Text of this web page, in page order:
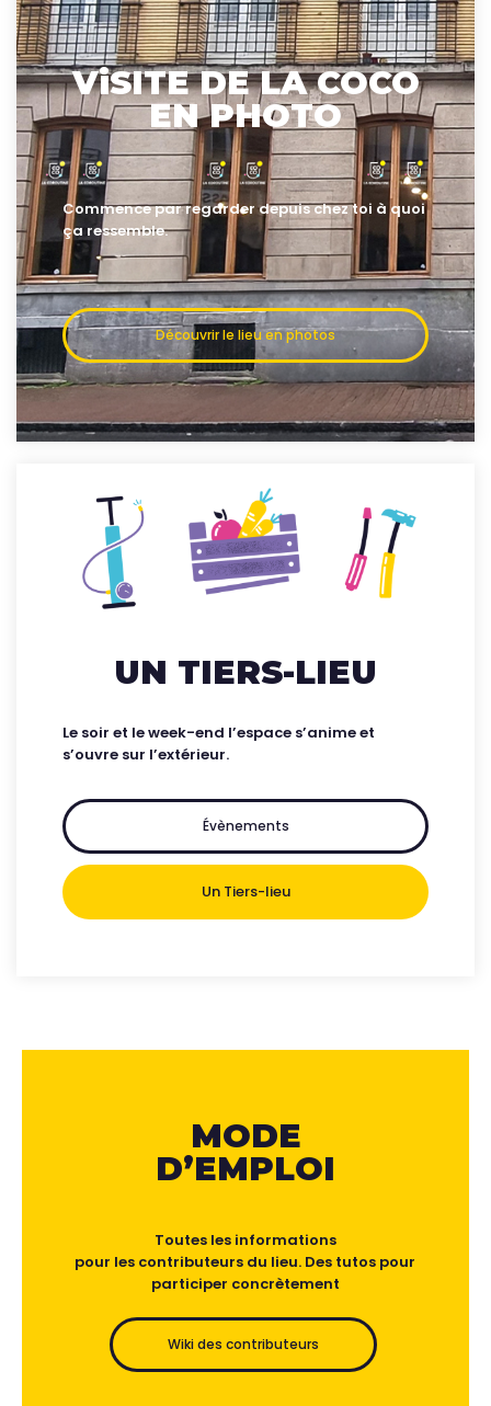
ViSITE DE LA COCO
EN PHOTO
Commence par regarder depuis chez toi à quoi
ça ressemble.
Découvrir le lieu en photos
UN TIERS-LIEU
Le soir et le week-end l’espace s’anime et
s’ouvre sur l’extérieur.
Évènements
Un Tiers-lieu
MODE
D’EMPLOI
Toutes les informations
pour les contributeurs du lieu. Des tutos pour
participer concrètement
Wiki des contributeurs